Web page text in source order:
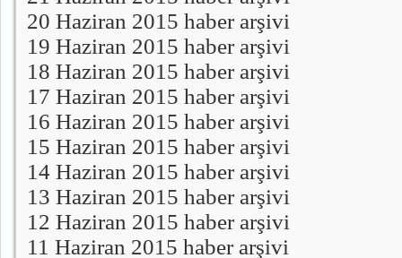
20 Haziran 2015 haber arşivi
19 Haziran 2015 haber arşivi
18 Haziran 2015 haber arşivi
17 Haziran 2015 haber arşivi
16 Haziran 2015 haber arşivi
15 Haziran 2015 haber arşivi
14 Haziran 2015 haber arşivi
13 Haziran 2015 haber arşivi
12 Haziran 2015 haber arşivi
11 Haziran 2015 haber arşivi